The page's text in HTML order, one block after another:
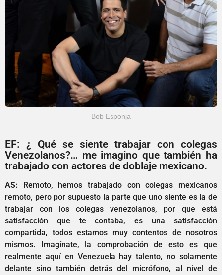
Bob Esponja
EF: ¿ Qué se siente trabajar con colegas
Venezolanos?… me imagino que también ha
trabajado con actores de doblaje mexicano.
AS: Remoto, hemos trabajado con colegas mexicanos
remoto, pero por supuesto la parte que uno siente es la de
trabajar con los colegas venezolanos, por que está
satisfacción que te contaba, es una satisfacción
compartida, todos estamos muy contentos de nosotros
mismos. Imagínate, la comprobación de esto es que
realmente aquí en Venezuela hay talento, no solamente
delante sino también detrás del micrófono, al nivel de